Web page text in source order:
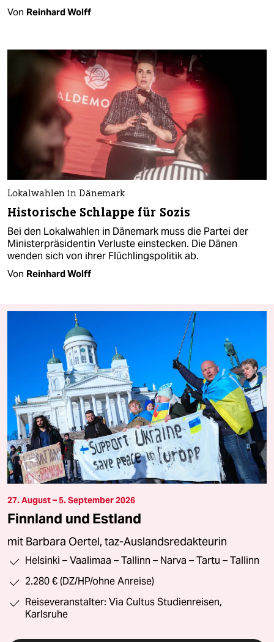
Von Reinhard Wolff
Lokalwahlen in Dänemark
Historische Schlappe für Sozis
Bei den Lokalwahlen in Dänemark muss die Partei der
Ministerpräsidentin Verluste einstecken. Die Dänen
wenden sich von ihrer Flüchlingspolitik ab.
Von Reinhard Wolff
27. August – 5. September 2026
Finnland und Estland
mit Barbara Oertel, taz-Auslandsredakteurin
Helsinki – Vaalimaa – Tallinn – Narva – Tartu – Tallinn
2.280 € (DZ/HP/ohne Anreise)
Reiseveranstalter: Via Cultus Studienreisen,
Karlsruhe